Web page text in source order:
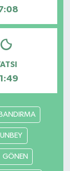
BANDIRMA
GÖNEN